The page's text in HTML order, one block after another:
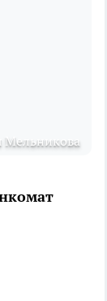
Мельникова